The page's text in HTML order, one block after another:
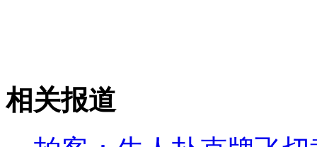
无痛分娩是否安全 医生回应
外交部：反对强权政治霸凌主义
相关报道